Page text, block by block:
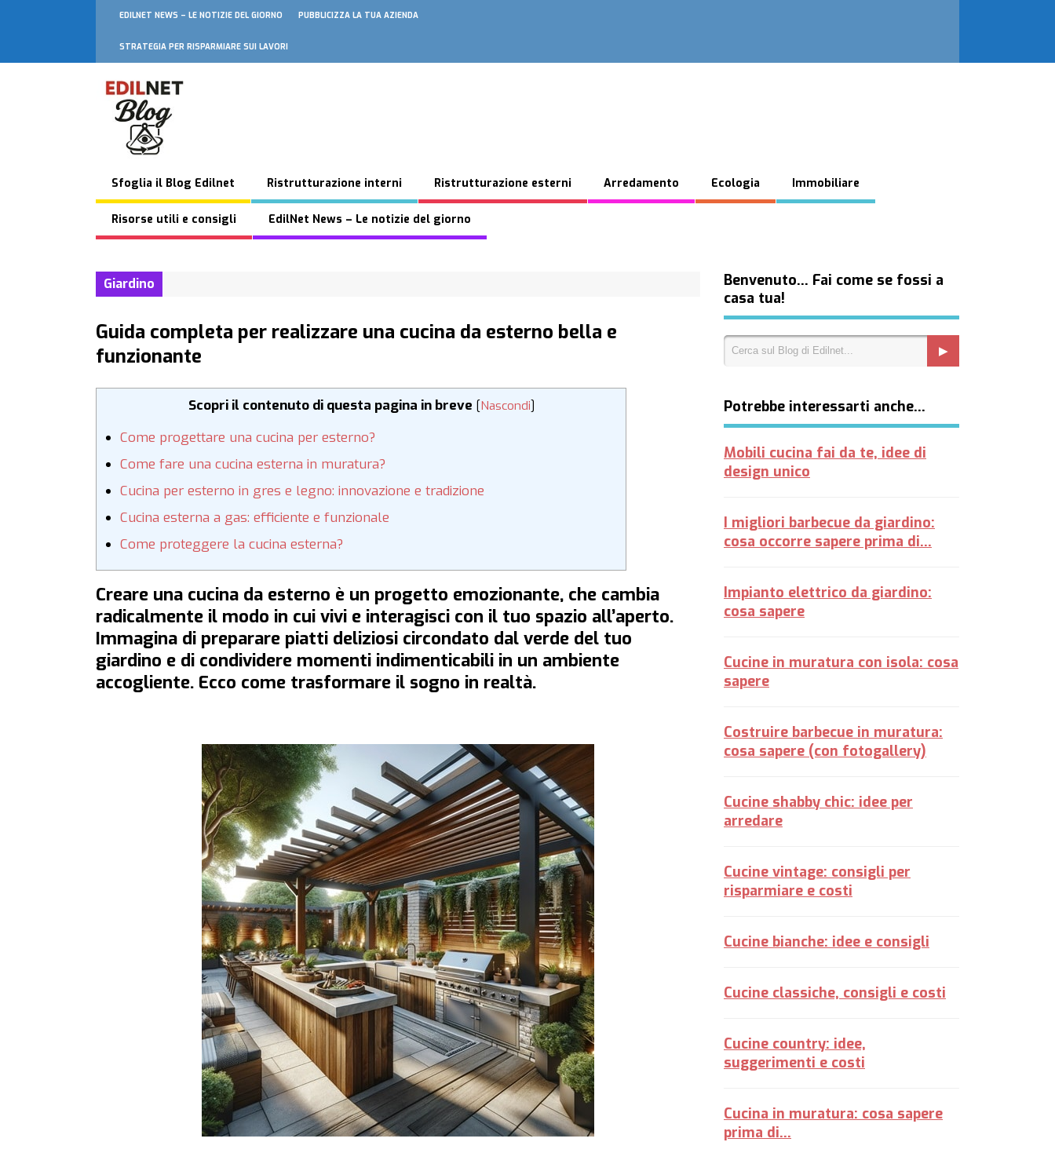
EDILNET NEWS – LE NOTIZIE DEL GIORNO PUBBLICIZZA LA TUA AZIENDA
STRATEGIA PER RISPARMIARE SUI LAVORI
Sfoglia il Blog Edilnet Ristrutturazione interni Ristrutturazione esterni Arredamento Ecologia Immobiliare
Risorse utili e consigli EdilNet News – Le notizie del giorno
Giardino
Guida completa per realizzare una cucina da esterno bella e
funzionante
Scopri il contenuto di questa pagina in breve [Nascondi]
Come progettare una cucina per esterno?
Come fare una cucina esterna in muratura?
Cucina per esterno in gres e legno: innovazione e tradizione
Cucina esterna a gas: efficiente e funzionale
Come proteggere la cucina esterna?
Creare una cucina da esterno è un progetto emozionante, che cambia
radicalmente il modo in cui vivi e interagisci con il tuo spazio all’aperto.
Immagina di preparare piatti deliziosi circondato dal verde del tuo
giardino e di condividere momenti indimenticabili in un ambiente
accogliente. Ecco come trasformare il sogno in realtà.
Benvenuto… Fai come se fossi a
casa tua!
Potrebbe interessarti anche…
Mobili cucina fai da te, idee di
design unico
I migliori barbecue da giardino:
cosa occorre sapere prima di...
Impianto elettrico da giardino:
cosa sapere
Cucine in muratura con isola: cosa
sapere
Costruire barbecue in muratura:
cosa sapere (con fotogallery)
Cucine shabby chic: idee per
arredare
Cucine vintage: consigli per
risparmiare e costi
Cucine bianche: idee e consigli
Cucine classiche, consigli e costi
Cucine country: idee,
suggerimenti e costi
Cucina in muratura: cosa sapere
prima di...